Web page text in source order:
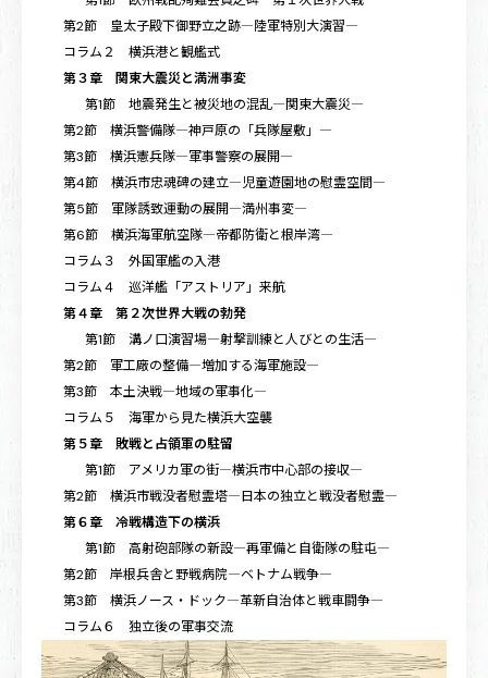
第2節 皇太子殿下御野立之跡―陸軍特別大演習―
コラム２ 横浜港と観艦式
第３章 関東大震災と満洲事変
第1節 地震発生と被災地の混乱―関東大震災―
第2節 横浜警備隊―神戸原の「兵隊屋敷」―
第3節 横浜憲兵隊―軍事警察の展開―
第4節 横浜市忠魂碑の建立―児童遊園地の慰霊空間―
第5節 軍隊誘致運動の展開―満州事変―
第6節 横浜海軍航空隊―帝都防衛と根岸湾―
コラム３ 外国軍艦の入港
コラム４ 巡洋艦「アストリア」来航
第４章 第２次世界大戦の勃発
第1節 溝ノ口演習場―射撃訓練と人びとの生活―
第2節 軍工廠の整備―増加する海軍施設―
第3節 本土決戦―地域の軍事化―
コラム５ 海軍から見た横浜大空襲
第５章 敗戦と占領軍の駐留
第1節 アメリカ軍の街―横浜市中心部の接収―
第2節 横浜市戦没者慰霊塔―日本の独立と戦没者慰霊―
第６章 冷戦構造下の横浜
第1節 高射砲部隊の新設―再軍備と自衛隊の駐屯―
第2節 岸根兵舎と野戦病院―ベトナム戦争―
第3節 横浜ノース・ドック―革新自治体と戦車闘争―
コラム６ 独立後の軍事交流